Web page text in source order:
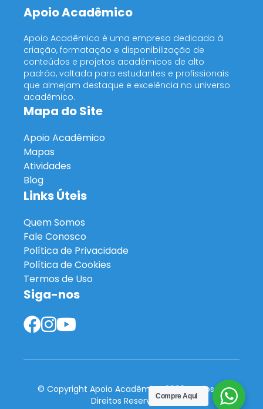
Compre Aqui
Apoio Acadêmico
Apoio Acadêmico é uma empresa dedicada à
criação, formatação e disponibilização de
conteúdos e projetos acadêmicos de alto
padrão, voltada para estudantes e profissionais
que almejam destaque e excelência no universo
acadêmico.
Mapa do Site
Apoio Acadêmico
Mapas
Atividades
Blog
Links Úteis
Quem Somos
Fale Conosco
Política de Privacidade
Política de Cookies
Termos de Uso
Siga-nos
© Copyright Apoio Acadêmico 2026. Todos os
Direitos Reservados.